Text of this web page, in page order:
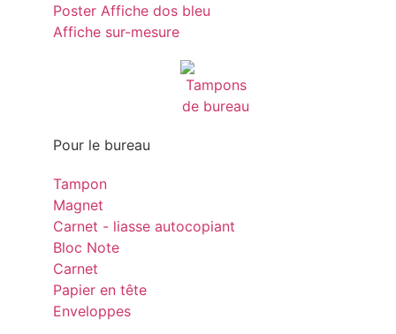
Poster Affiche dos bleu
Affiche sur-mesure
Pour le bureau
Tampon
Magnet
Carnet - liasse autocopiant
Bloc Note
Carnet
Papier en tête
Enveloppes